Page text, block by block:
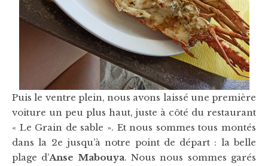
Puis le ventre plein, nous avons laissé une première
voiture un peu plus haut, juste à côté du restaurant
« Le Grain de sable ». Et nous sommes tous montés
dans la 2e jusqu’à notre point de départ : la belle
plage d’Anse Mabouya. Nous nous sommes garés